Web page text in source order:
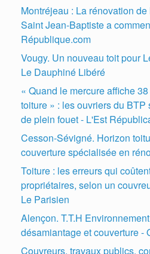
Montréjeau : La rénovation
Saint Jean-Baptiste a
République.com
Vougy. Un nouveau toit pour
Le Dauphiné Libéré
« Quand le mercure affiche
toiture » : les ouvriers du
de plein fouet - L'Est
Cesson-Sévigné. Horizon
couverture spécialisée en
Toiture : les erreurs qui
propriétaires, selon un
Le Parisien
Alençon. T.T.H
désamiantage et couverture -
Couvreurs, travaux publics,